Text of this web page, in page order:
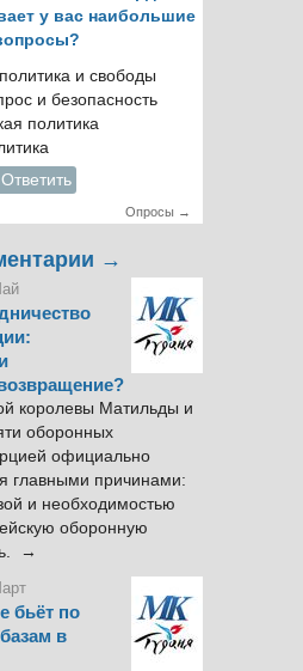
у вас наибольшие
и свободы
и безопасность
политика
Ответить
Опросы →
→
королевы Матильды и
оборонных
официально
главными причинами:
и необходимостью
оборонную
→
бьёт по
в